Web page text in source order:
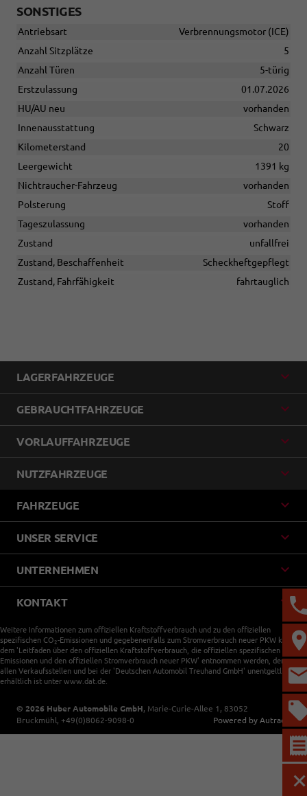
SONSTIGES
Antriebsart
Verbrennungsmotor (ICE)
Anzahl Sitzplätze
5
Anzahl Türen
5-türig
Erstzulassung
01.07.2026
HU/AU neu
vorhanden
Innenausstattung
Schwarz
Kilometerstand
20
Leergewicht
1391 kg
Nichtraucher-Fahrzeug
vorhanden
Polsterung
Stoff
Tageszulassung
vorhanden
Zustand
unfallfrei
Zustand, Beschaffenheit
Scheckheftgepflegt
Zustand, Fahrfähigkeit
fahrtauglich
LAGERFAHRZEUGE
GEBRAUCHTFAHRZEUGE
VORLAUFFAHRZEUGE
NUTZFAHRZEUGE
FAHRZEUGE
UNSER SERVICE
UNTERNEHMEN
KONTAKT
Weitere Informationen zum offiziellen Kraftstoffverbrauch und zu den offiziellen
spezifischen CO 2-Emissionen und gegebenenfalls zum Stromverbrauch neuer PKW können
dem 'Leitfaden über den offiziellen Kraftstoffverbrauch, die offiziellen spezifischen CO
-
Emissionen und den offiziellen Stromverbrauch neuer PKW' entnommen werden, der an
allen Verkaufsstellen und bei der 'Deutschen Automobil Treuhand GmbH' unentgeltlich
erhältlich ist unter www.dat.de.
© 2026 Huber Automobile GmbH, Marie-Curie-Allee 1 , 83052
Bruckmühl, +49(0)8062-9098-0 Powered by Autrado